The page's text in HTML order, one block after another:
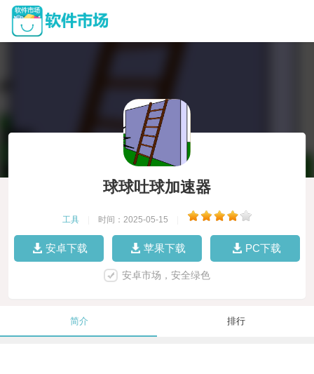
球球吐球加速器
工具 时间：2025-05-15
安卓下载 苹果下载 PC下载
安卓市场，安全绿色
简介 排行